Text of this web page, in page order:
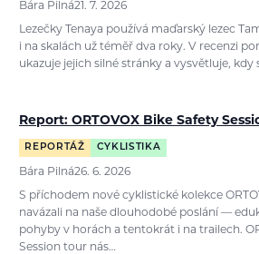
Bára Pilná21. 7. 2026
Lezečky Tenaya používá maďarský lezec
i na skalách už téměř dva roky. V recenzi
ukazuje jejich silné stránky a vysvětluje, kdy
Report: ORTOVOX Bike Safety
REPORTÁŽ CYKLISTIKA
Bára Pilná26. 6. 2026
S příchodem nové cyklistické kolekce
navázali na naše dlouhodobé poslání —
pohyby v horách a tentokrát i na trailech.
Session tour nás…